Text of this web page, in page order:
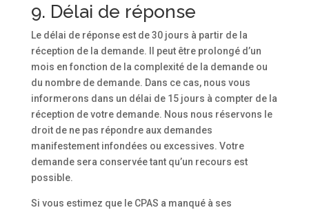
9. Délai de réponse
Le délai de réponse est de 30 jours à partir de la
réception de la demande. Il peut être prolongé d’un
mois en fonction de la complexité de la demande ou
du nombre de demande. Dans ce cas, nous vous
informerons dans un délai de 15 jours à compter de la
réception de votre demande. Nous nous réservons le
droit de ne pas répondre aux demandes
manifestement infondées ou excessives. Votre
demande sera conservée tant qu’un recours est
possible.
Si vous estimez que le CPAS a manqué à ses